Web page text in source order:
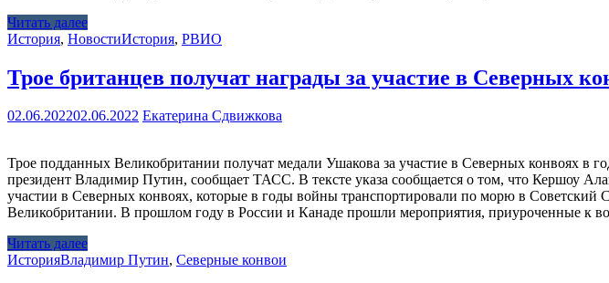
Читать далее
История, НовостиИстория, РВИО
Трое британцев получат награды за участие в Северных
02.06.202202.06.2022 Екатерина Сдвижкова
Трое подданных Великобритании получат медали Ушакова за участие в Северных конвоях
президент Владимир Путин, сообщает ТАСС. В тексте указа сообщается о том, что Кершоу
участии в Северных конвоях, которые в годы войны транспортировали по морю в
Великобритании. В прошлом году в России и Канаде прошли мероприятия, приуроченные к
Читать далее
ИсторияВладимир Путин, Северные конвои